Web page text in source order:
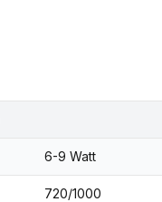
6-9 Watt
720/1000